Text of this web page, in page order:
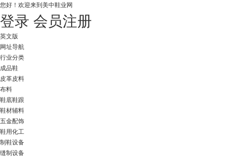
您好！ 欢迎来到美中鞋业网
登录 会员注册
英文版
网址导航
行业分类
成品鞋
皮革皮料
布料
鞋底鞋跟
鞋材辅料
五金配饰
鞋用化工
制鞋设备
缝制设备